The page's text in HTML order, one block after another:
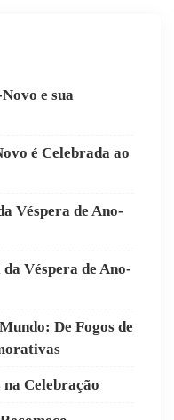
e sua
é Celebrada ao
Véspera de Ano-
Véspera de Ano-
De Fogos de
na Celebração